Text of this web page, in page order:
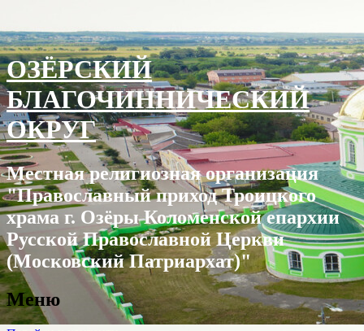
ОЗЁРСКИЙ
БЛАГОЧИННИЧЕСКИЙ
ОКРУГ
Местная религиозная организация
"Православный приход Троицкого
храма г. Озëры Коломенской епархии
Русской Православной Церкви
(Московский Патриархат)"
Меню